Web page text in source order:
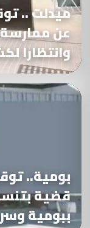
ميدلت ..
عن ممارسة
وانتظارا
قضية
ببومية